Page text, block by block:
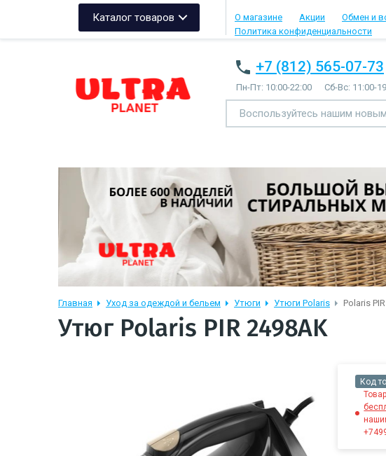
Каталог товаров О магазине Акции Обмен и
Политика конфиденциальности
+7 (812) 565-07-73
Пн-Пт: 10:00-22:00 Сб-Вс: 11:00-
Главная Уход за одеждой и бельем Утюги Утюги Polaris Polaris
Утюг Polaris PIR 2498AK
Код